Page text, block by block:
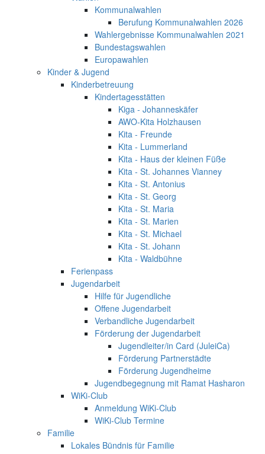
Kommunalwahlen
Berufung Kommunalwahlen 2026
Wahlergebnisse Kommunalwahlen 2021
Bundestagswahlen
Europawahlen
Kinder & Jugend
Kinderbetreuung
Kindertagesstätten
Kiga - Johanneskäfer
AWO-Kita Holzhausen
Kita - Freunde
Kita - Lummerland
Kita - Haus der kleinen Füße
Kita - St. Johannes Vianney
Kita - St. Antonius
Kita - St. Georg
Kita - St. Maria
Kita - St. Marien
Kita - St. Michael
Kita - St. Johann
Kita - Waldbühne
Ferienpass
Jugendarbeit
Hilfe für Jugendliche
Offene Jugendarbeit
Verbandliche Jugendarbeit
Förderung der Jugendarbeit
Jugendleiter/in Card (JuleiCa)
Förderung Partnerstädte
Förderung Jugendheime
Jugendbegegnung mit Ramat Hasharon
WiKi-Club
Anmeldung WiKi-Club
WiKi-Club Termine
Familie
Lokales Bündnis für Familie